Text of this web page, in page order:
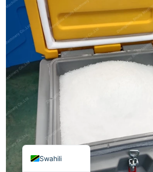
Swahili
English
Arabic
German
Portuguese
Russian
Spanish
Chinese
Hindi